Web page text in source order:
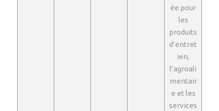
ée pour
les
produits
d’entret
ien,
l’agroali
mentair
e et les
services